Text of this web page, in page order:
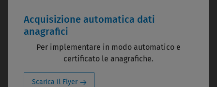
Acquisizione automatica dati
anagrafici
Per implementare in modo automatico e
certificato le anagrafiche.
Scarica il Flyer